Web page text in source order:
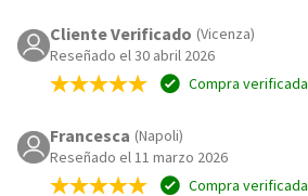
Cliente Verificado (Vicenza)
Reseñado el 30 abril 2026
Compra verificada
Francesca (Napoli)
Reseñado el 11 marzo 2026
Compra verificada